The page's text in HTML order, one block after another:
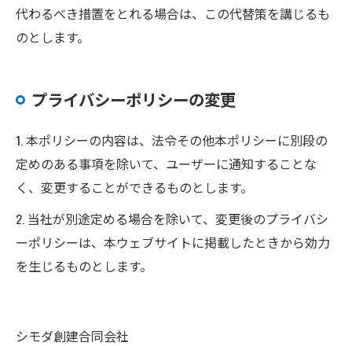
代わるべき措置をとれる場合は、この代替策を講じるも
のとします。
プライバシーポリシーの変更
1. 本ポリシーの内容は、法令その他本ポリシーに別段の
定めのある事項を除いて、ユーザーに通知することな
く、変更することができるものとします。
2. 当社が別途定める場合を除いて、変更後のプライバシ
ーポリシーは、本ウェブサイトに掲載したときから効力
を生じるものとします。
シモダ創建合同会社